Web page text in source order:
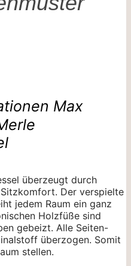
Max
überzeugt durch
Der verspielte
jedem Raum ein ganz
Holzfüße sind
gebeizt. Alle Seiten-
überzogen. Somit
stellen.